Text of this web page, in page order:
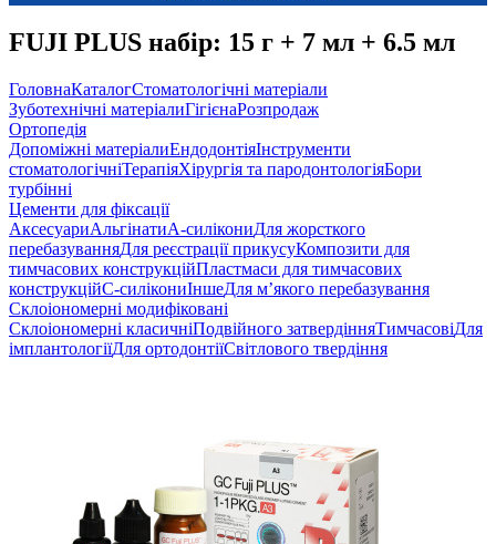
FUJI PLUS набір: 15 г + 7 мл + 6.5 мл
ГоловнаКаталогСтоматологічні матеріали
Зуботехнічні матеріалиГігієнаРозпродаж
Ортопедія
Допоміжні матеріалиЕндодонтіяІнструменти
стоматологічніТерапіяХірургія та пародонтологіяБори
турбінні
Цементи для фіксації
АксесуариАльгінатиА-силікониДля жорсткого
перебазуванняДля реєстрації прикусуКомпозити для
тимчасових конструкційПластмаси для тимчасових
конструкційС-силікониІншеДля м’якого перебазування
Склоіономерні модифіковані
Склоіономерні класичніПодвійного затвердінняТимчасовіДля
імплантологіїДля ортодонтіїСвітлового твердіння